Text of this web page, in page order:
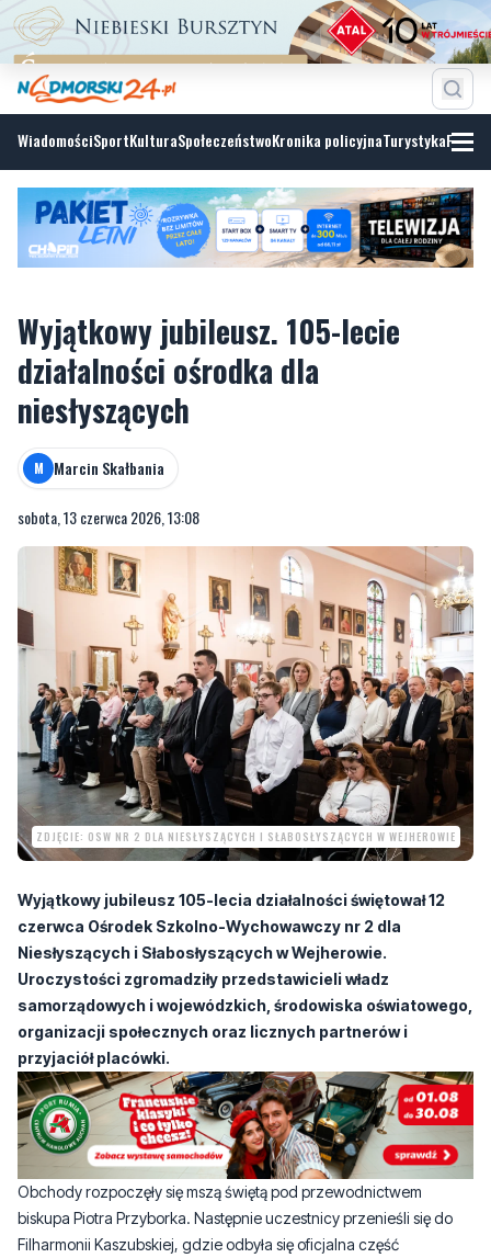
WiadomościSportKulturaSpołeczeństwoKronika policyjnaTurystyka
Wyjątkowy jubileusz. 105-lecie
niesłyszących
M Marcin Skałbania
sobota, 13 czerwca 2026, 13:08
ZDJĘCIE: OSW NR 2 DLA NIESŁYSZĄCYCH I SŁABOSŁYSZĄCYCH W WEJHEROWIE
Wyjątkowy jubileusz 105-lecia działalności świętował 12
czerwca Ośrodek Szkolno-Wychowawczy nr 2 dla
Uroczystości zgromadziły przedstawicieli władz
samorządowych i wojewódzkich, środowiska oświatowego,
organizacji społecznych oraz licznych partnerów i
przyjaciół placówki.
Obchody rozpoczęły się mszą świętą pod przewodnictwem
biskupa Piotra Przyborka. Następnie uczestnicy przenieśli się do
Filharmonii Kaszubskiej, gdzie odbyła się oficjalna część
jubileuszu. W wydarzeniu uczestniczyli między innymi marszałek
województwa pomorskiego Mieczysław Struk, członkini zarządu
województwa Agnieszka Baranowska, prezydent Wejherowa